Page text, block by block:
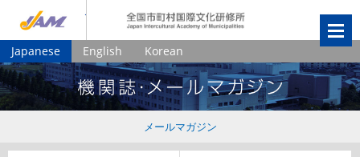
Japanese English Korean
メールマガジン